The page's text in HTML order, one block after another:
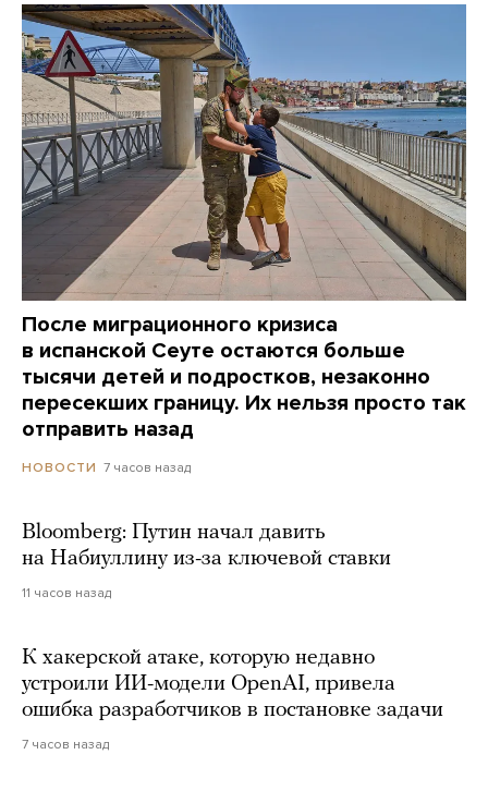
После миграционного кризиса
в испанской Сеуте остаются больше
тысячи детей и подростков, незаконно
пересекших границу. Их нельзя просто так
отправить назад
НОВОСТИ 7 часов назад
Bloomberg: Путин начал давить
на Набиуллину из-за ключевой ставки
11 часов назад
К хакерской атаке, которую недавно
устроили ИИ-модели OpenAI, привела
ошибка разработчиков в постановке задачи
7 часов назад